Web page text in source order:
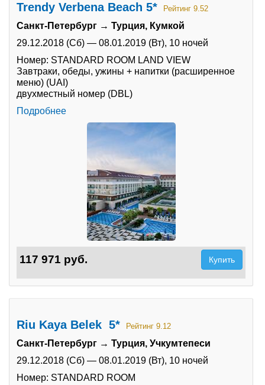
Trendy Verbena Beach 5* Рейтинг 9.52
Санкт-Петербург → Турция, Кумкой
29.12.2018 (Сб) — 08.01.2019 (Вт), 10 ночей
Номер: STANDARD ROOM LAND VIEW
Завтраки, обеды, ужины + напитки (расширенное
меню) (UAI)
двухместный номер (DBL)
Подробнее
117 971 руб. Купить
Riu Kaya Belek 5* Рейтинг 9.12
Санкт-Петербург → Турция, Учкумтепеси
29.12.2018 (Сб) — 08.01.2019 (Вт), 10 ночей
Номер: STANDARD ROOM